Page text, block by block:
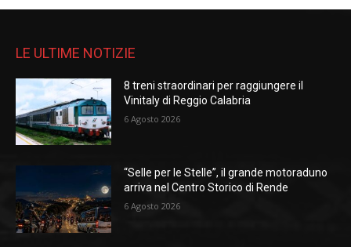
LE ULTIME NOTIZIE
8 treni straordinari per raggiungere il
Vinitaly di Reggio Calabria
6 Agosto 2026
“Selle per le Stelle”, il grande motoraduno
arriva nel Centro Storico di Rende
6 Agosto 2026